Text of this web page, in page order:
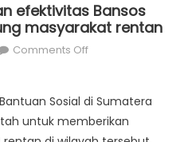
efektivitas Bansos
masyarakat rentan
Comments Offon
efektivitas
Bansos
Sosial di Sumatera
untuk memberikan